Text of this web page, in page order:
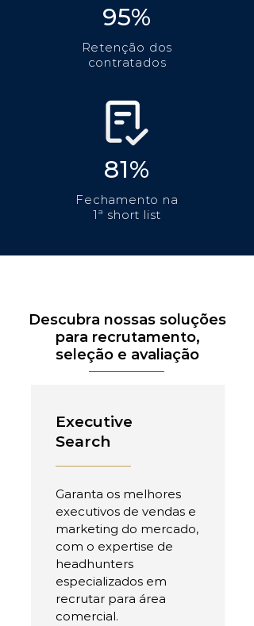
95%
Retenção dos
contratados
81%
Fechamento na
1ª short list
Descubra nossas soluções
para recrutamento,
seleção e avaliação
Executive
Search
Garanta os melhores
executivos de vendas e
marketing do mercado,
com o expertise de
headhunters
especializados em
recrutar para área
comercial.